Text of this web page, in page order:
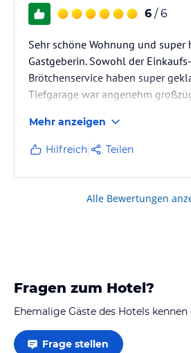
6 / 6
Sehr schöne Wohnung und super
Gastgeberin. Sowohl der
Brötchenservice haben super
Tiefgarage war angenehm
Mehr anzeigen
Hilfreich Teilen
Alle Bewertungen
Fragen zum Hotel?
Ehemalige Gäste des Hotels
Frage stellen